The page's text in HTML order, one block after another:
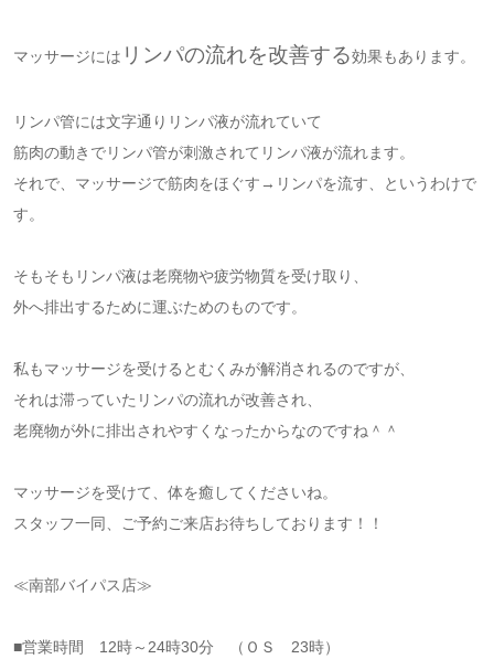
マッサージには リンパの流れを改善する効果もあります。
リンパ管には文字通りリンパ液が流れていて
筋肉の動きでリンパ管が刺激されてリンパ液が流れます。
それで、マッサージで筋肉をほぐす→リンパを流す、というわけで
す。
そもそもリンパ液は老廃物や疲労物質を受け取り、
外へ排出するために運ぶためのものです。
私もマッサージを受けるとむくみが解消されるのですが、
それは滞っていたリンパの流れが改善され、
老廃物が外に排出されやすくなったからなのですね＾＾
マッサージを受けて、体を癒してくださいね。
スタッフ一同、ご予約ご来店お待ちしております！！
≪南部バイパス店≫
■営業時間 12時～24時30分 （ＯＳ 23時）